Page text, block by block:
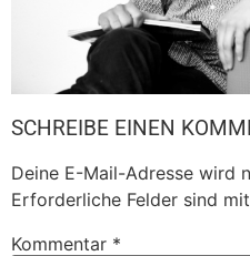
SCHREIBE EINEN
Deine E-Mail-Adresse wird
Erforderliche Felder sind mit
Kommentar *